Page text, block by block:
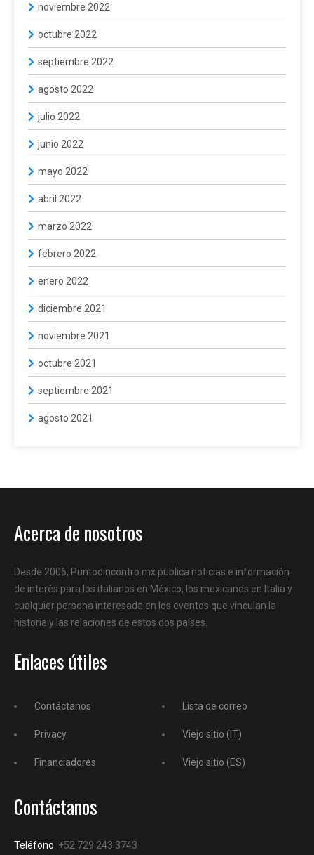
noviembre 2022
octubre 2022
septiembre 2022
agosto 2022
julio 2022
junio 2022
mayo 2022
abril 2022
marzo 2022
febrero 2022
enero 2022
diciembre 2021
noviembre 2021
octubre 2021
septiembre 2021
agosto 2021
Acerca de nosotros
Desde 2006, Puntodincontro.mx publica noticias e información
de interés para los italianos en México, los mexicanos en Italia y
cualquier persona interesada en los eventos que vinculan la
historia y las relaciones de estos dos países.
Enlaces útiles
Contáctanos
Privacy
Financiadores
Lista de correo
Viejo sitio (IT)
Viejo sitio (ES)
Contáctanos
Teléfono +52 729 243 3743